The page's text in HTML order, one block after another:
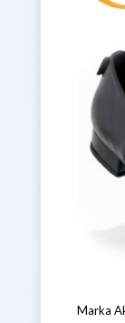
Marka